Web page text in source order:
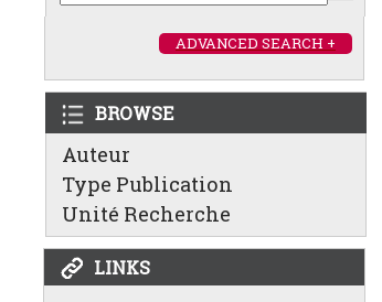
ADVANCED SEARCH +
BROWSE
Auteur
Type Publication
Unité Recherche
LINKS